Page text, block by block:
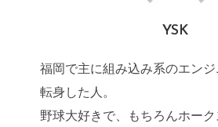
YSK
福岡で主に組み込み系のエン
転身した人。
野球大好きで、もちろんホーク